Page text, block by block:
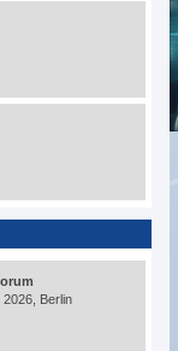
2026, Berlin